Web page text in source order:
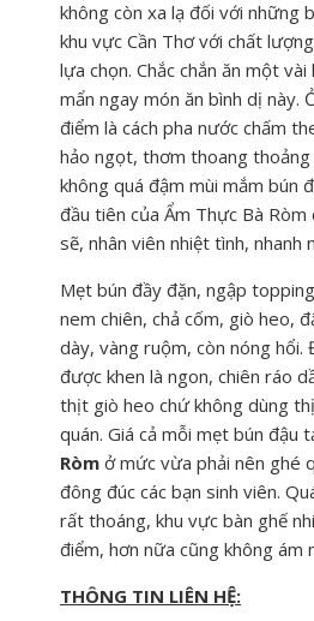
không còn xa lạ đối với những
khu vực Cần Thơ với chất
lựa chọn. Chắc chắn ăn một
mẩn ngay món ăn bình dị này.
điểm là cách pha nước chấm
hảo ngọt, thơm thoang
không quá đậm mùi mắm bún
đầu tiên của Ẩm Thực Bà Ròm
sẽ, nhân viên nhiệt tình, nhanh
Mẹt bún đầy đặn, ngập
nem chiên, chả cốm, giò heo,
dày, vàng ruộm, còn nóng hổi.
được khen là ngon, chiên ráo
thịt giò heo chứ không dùng
quán. Giá cả mỗi mẹt bún đậu
Ròm ở mức vừa phải nên ghé
đông đúc các bạn sinh viên.
rất thoáng, khu vực bàn ghế
điểm, hơn nữa cũng không ám
THÔNG TIN LIÊN HỆ: